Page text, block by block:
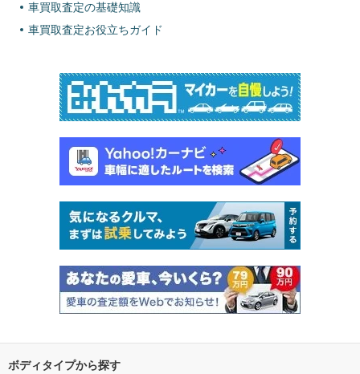
車買取査定の基礎知識
車買取査定お役立ちガイド
ボディタイプから探す